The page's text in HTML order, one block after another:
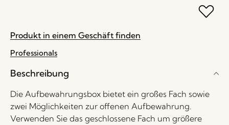
Produkt in einem Geschäft finden
Professionals
Beschreibung
Die Aufbewahrungsbox bietet ein großes Fach sowie
zwei Möglichkeiten zur offenen Aufbewahrung.
Verwenden Sie das geschlossene Fach um größere